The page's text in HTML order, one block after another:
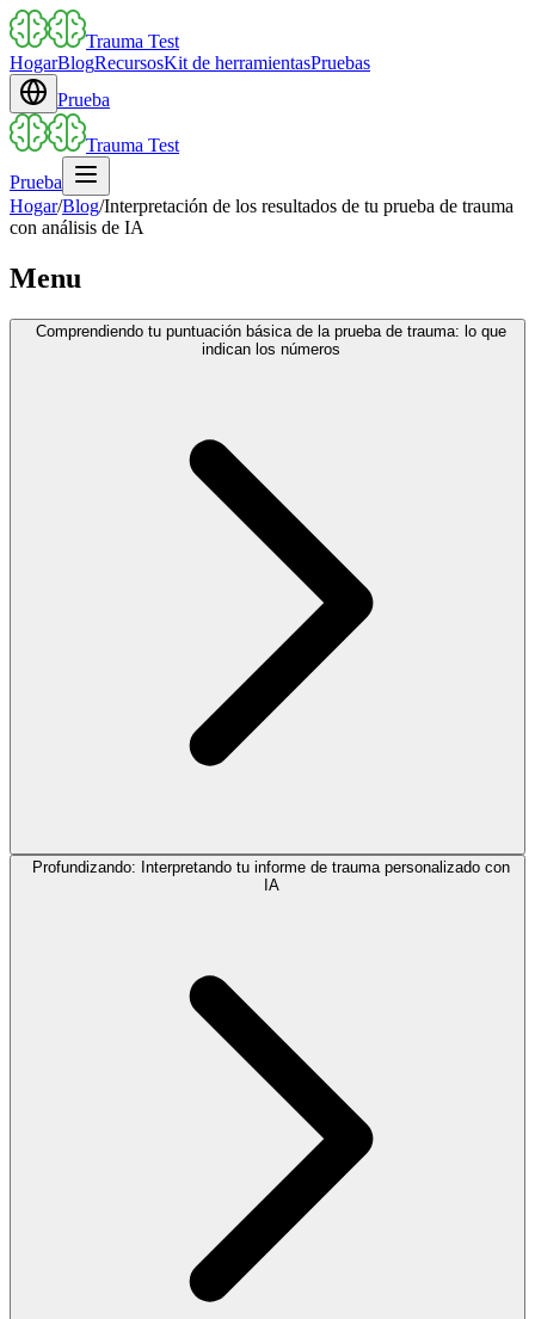
Trauma Test
HogarBlogRecursosKit de herramientasPruebas
Prueba
Trauma Test
Prueba
Hogar/Blog/Interpretación de los resultados de tu prueba de trauma
con análisis de IA
Menu
Comprendiendo tu puntuación básica de la prueba de trauma: lo que
indican los números
Profundizando: Interpretando tu informe de trauma personalizado con
IA